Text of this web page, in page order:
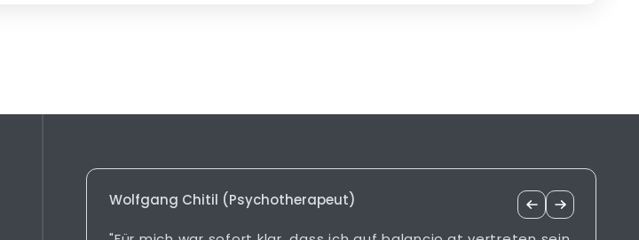
Wolfgang Chitil (Psychotherapeut)